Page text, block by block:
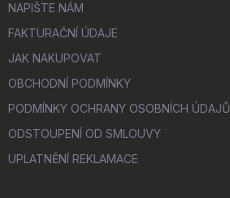
NAPIŠTE NÁM
FAKTURAČNÍ ÚDAJE
JAK NAKUPOVAT
OBCHODNÍ PODMÍNKY
PODMÍNKY OCHRANY OSOBNÍCH ÚDAJŮ
ODSTOUPENÍ OD SMLOUVY
UPLATNĚNÍ REKLAMACE